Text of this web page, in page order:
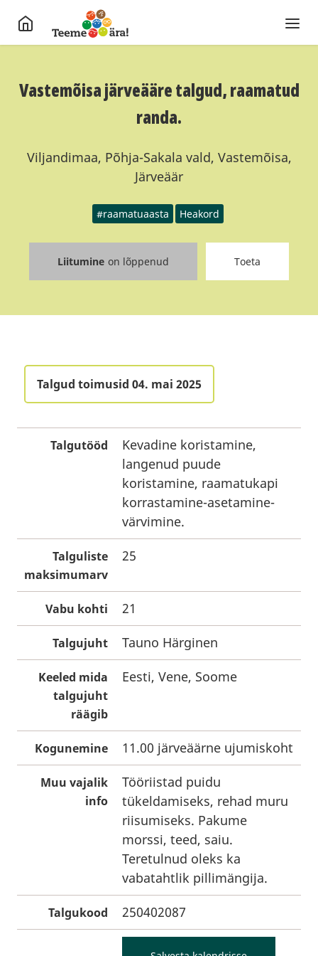
Vastemõisa järveääre talgud, raamatud
randa.
Viljandimaa, Põhja-Sakala vald, Vastemõisa,
Järveäär
#raamatuaasta Heakord
Liitumine on lõppenud Toeta
Talgud toimusid 04. mai 2025
Talgutööd
Kevadine koristamine,
langenud puude
koristamine, raamatukapi
korrastamine-asetamine-
värvimine.
Talguliste
maksimumarv
25
Vabu kohti 21
Talgujuht Tauno Härginen
Keeled mida
talgujuht
räägib
Eesti, Vene, Soome
Kogunemine 11.00 järveäärne ujumiskoht
Muu vajalik
info
Tööriistad puidu
tükeldamiseks, rehad muru
riisumiseks. Pakume
morssi, teed, saiu.
Teretulnud oleks ka
vabatahtlik pillimängija.
Talgukood 250402087